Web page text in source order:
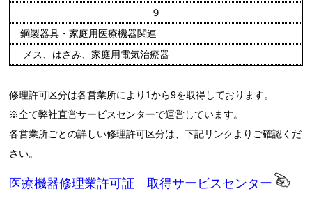
９
鋼製器具・家庭用医療機器関連
メス、はさみ、家庭用電気治療器
修理許可区分は各営業所により1から9を取得しております。
※全て弊社直営サービスセンターで運営しています。
各営業所ごとの詳しい修理許可区分は、下記リンクよりご確認くだ
さい。
医療機器修理業許可証 取得サービスセンター